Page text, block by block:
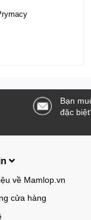
Bạn
đặc
về Mamlop.vn
cửa hàng